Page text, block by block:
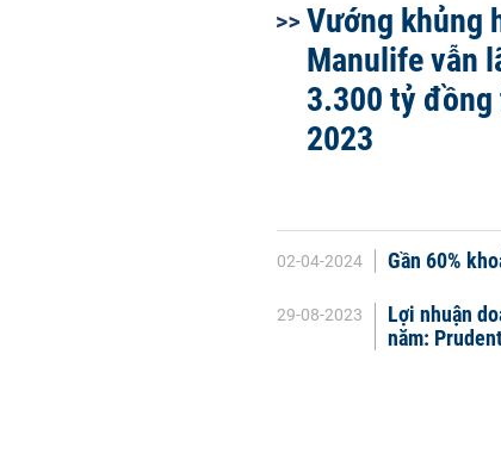
Vướng khủng
Manulife vẫn
3.300 tỷ đồng
2023
02-04-2024 Gần 60%
29-08-2023
Lợi nhuận
năm: